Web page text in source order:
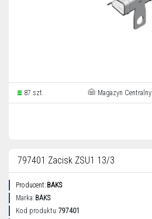
87 szt. Magazyn Centralny
797401 Zacisk ZSU1 13/3
Producent: BAKS
Marka: BAKS
Kod produktu:797401